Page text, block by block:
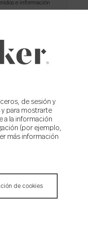
e información
de sesión y
y para mostrarte
a la información
(por ejemplo,
más información
de cookies